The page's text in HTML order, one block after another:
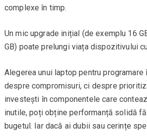
complexe în timp.
Un mic upgrade inițial (de exemplu 16
GB) poate prelungi viața dispozitivului
Alegerea unui laptop pentru programare
despre compromisuri, ci despre
investești în componentele care
inutile, poți obține performanță solidă
bugetul. Iar dacă ai dubii sau cerințe